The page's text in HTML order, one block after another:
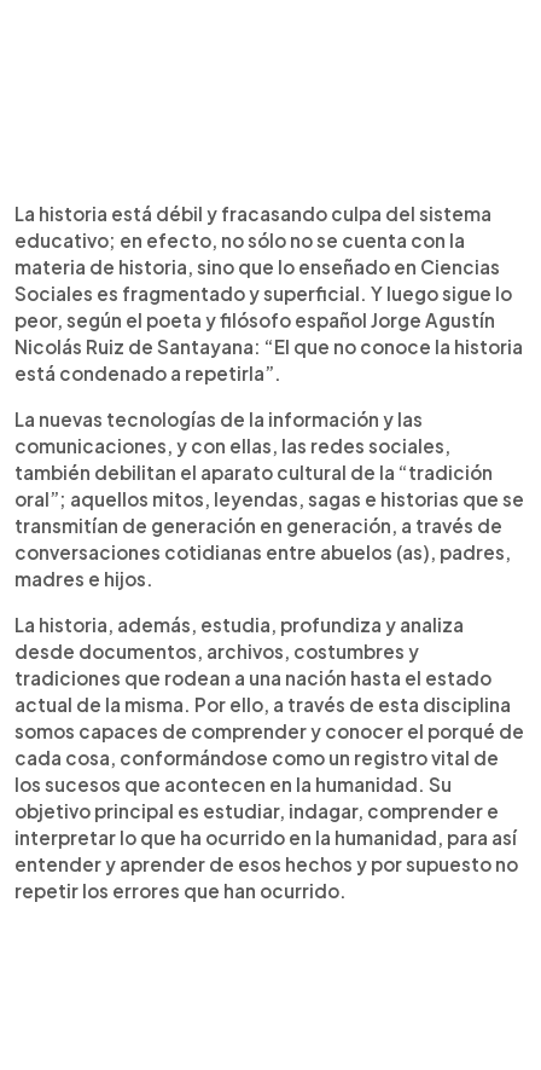
La historia está débil y fracasando culpa del sistema
educativo; en efecto, no sólo no se cuenta con la
materia de historia, sino que lo enseñado en Ciencias
Sociales es fragmentado y superficial. Y luego sigue lo
peor, según el poeta y filósofo español Jorge Agustín
Nicolás Ruiz de Santayana: “El que no conoce la historia
está condenado a repetirla”.
La nuevas tecnologías de la información y las
comunicaciones, y con ellas, las redes sociales,
también debilitan el aparato cultural de la “tradición
oral”; aquellos mitos, leyendas, sagas e historias que se
transmitían de generación en generación, a través de
conversaciones cotidianas entre abuelos (as), padres,
madres e hijos.
La historia, además, estudia, profundiza y analiza
desde documentos, archivos, costumbres y
tradiciones que rodean a una nación hasta el estado
actual de la misma. Por ello, a través de esta disciplina
somos capaces de comprender y conocer el porqué de
cada cosa, conformándose como un registro vital de
los sucesos que acontecen en la humanidad. Su
objetivo principal es estudiar, indagar, comprender e
interpretar lo que ha ocurrido en la humanidad, para así
entender y aprender de esos hechos y por supuesto no
repetir los errores que han ocurrido.